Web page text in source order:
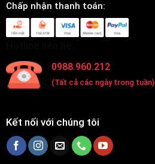
Chấp nhận thanh toán:
0988.960.212
(Tất cả các ngày trong tuần)
Kết nối với chúng tôi